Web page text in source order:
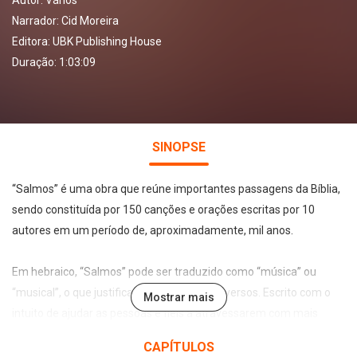
Narrador: Cid Moreira
Editora: UBK Publishing House
Duração: 1:03:09
SINOPSE
“Salmos” é uma obra que reúne importantes passagens da Bíblia,
sendo constituída por 150 canções e orações escritas por 10
autores em um período de, aproximadamente, mil anos.
Em hebraico, “Salmos” pode ser traduzido como “música” ou
“musical”, o que justifica sua estrutura em versos. Escrito com o
intuito de ajudar as pessoas e fiéis a atravessarem com mais
Mostrar mais
CAPÍTULOS